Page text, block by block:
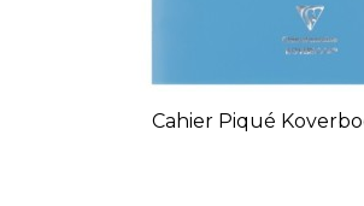
Cahier Piqué